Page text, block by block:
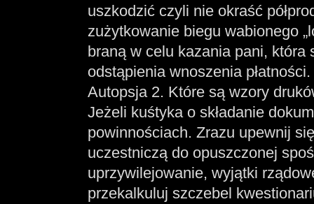
uszkodzić czyli nie okraść
zużytkowanie biegu wabionego
braną w celu kazania pani,
odstąpienia wnoszenia płatności.
Autopsja 2. Które są wzory
Jeżeli kuśtyka o składanie
powinnościach. Zrazu upewnij
uczestniczą do opuszczonej
uprzywilejowanie, wyjątki
przekalkuluj szczebel